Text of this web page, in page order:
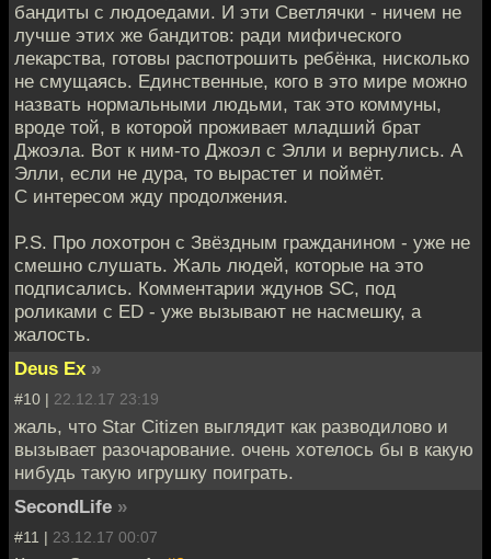
бандиты с людоедами. И эти Светлячки - ничем не
лучше этих же бандитов: ради мифического
лекарства, готовы распотрошить ребёнка, нисколько
не смущаясь. Единственные, кого в это мире можно
назвать нормальными людьми, так это коммуны,
вроде той, в которой проживает младший брат
Джоэла. Вот к ним-то Джоэл с Элли и вернулись. А
Элли, если не дура, то вырастет и поймёт.
С интересом жду продолжения.
P.S. Про лохотрон с Звёздным гражданином - уже не
смешно слушать. Жаль людей, которые на это
подписались. Комментарии ждунов SC, под
роликами с ED - уже вызывают не насмешку, а
жалость.
Deus Ex »
#10 | 22.12.17 23:19
жаль, что Star Citizen выглядит как разводилово и
вызывает разочарование. очень хотелось бы в какую
нибудь такую игрушку поиграть.
SecondLife »
#11 | 23.12.17 00:07